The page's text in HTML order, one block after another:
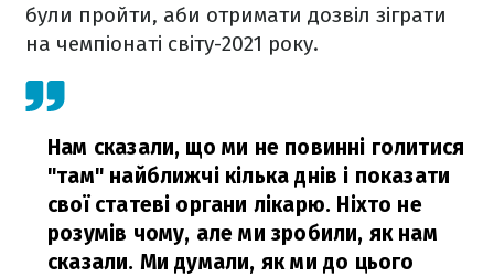
були пройти, аби отримати дозвіл зіграти
на чемпіонаті світу-2021 року.
Нам сказали, що ми не повинні голитися
"там" найближчі кілька днів і показати
свої статеві органи лікарю. Ніхто не
розумів чому, але ми зробили, як нам
сказали. Ми думали, як ми до цього